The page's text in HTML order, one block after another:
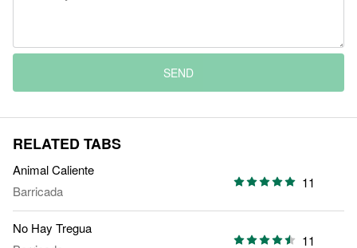
SEND
RELATED TABS
Animal Caliente
Barricada
11
No Hay Tregua
11